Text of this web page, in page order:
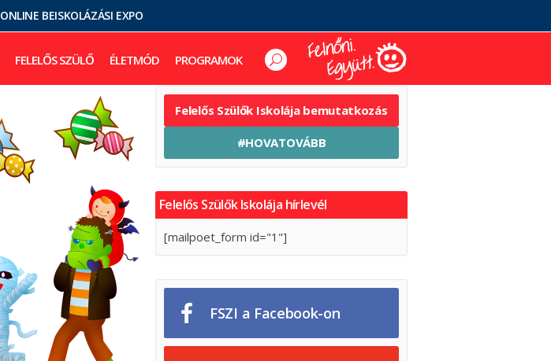
ONLINE BEISKOLÁZÁSI EXPO
FELELŐS SZÜLŐ ÉLETMÓD PROGRAMOK
Felelős Szülők Iskolája bemutatkozás
#HOVATOVÁBB
Felelős Szülők Iskolája hírlevél
[mailpoet_form id="1"]
FSZI a Facebook-on